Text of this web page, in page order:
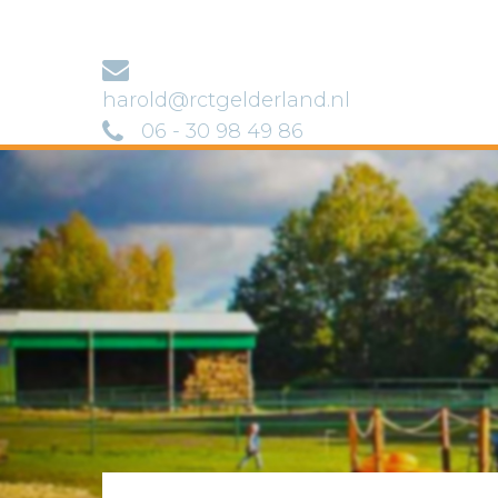
harold@rctgelderland.nl
06 - 30 98 49 86